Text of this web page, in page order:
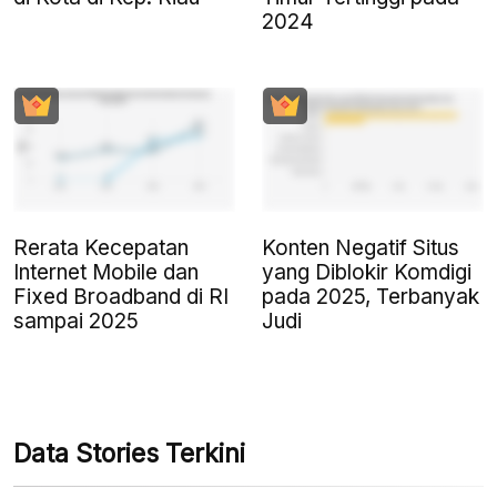
2024
Rerata Kecepatan
Internet Mobile dan
Fixed Broadband di RI
sampai 2025
Konten Negatif Situs
yang Diblokir Komdigi
pada 2025, Terbanyak
Judi
Data Stories Terkini